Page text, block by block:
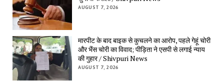
AUGUST 7, 2026
मारपीट के बाद बाइक से कुचलने का आरोप, पहले गेहूं चोरी
और भैंस चोरी का विवाद; पीड़िता ने एसपी से लगाई न्याय
की गुहार / Shivpuri News
AUGUST 7, 2026